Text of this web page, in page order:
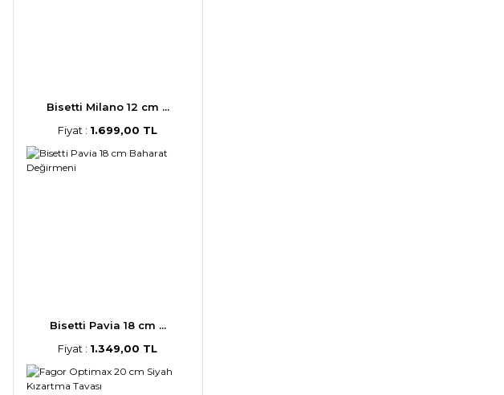
Bisetti Milano 12 cm ...
Fiyat : 1.699,00 TL
Bisetti Pavia 18 cm ...
Fiyat : 1.349,00 TL